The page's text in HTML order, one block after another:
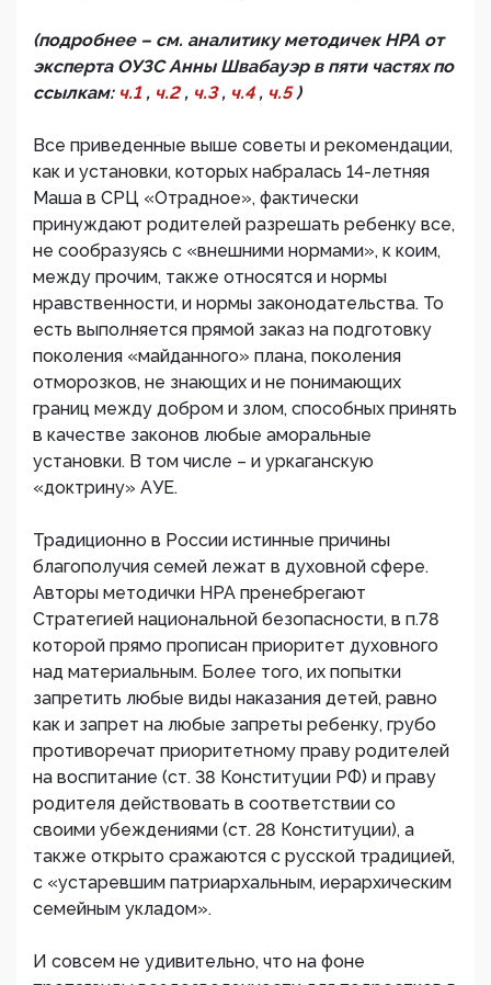
(подробнее – см. аналитику методичек НРА от
эксперта ОУЗС Анны Швабауэр в пяти частях по
ссылкам: ч.1 , ч.2 , ч.3, ч.4 , ч.5)
Все приведенные выше советы и рекомендации,
как и установки, которых набралась 14-летняя
Маша в СРЦ «Отрадное», фактически
принуждают родителей разрешать ребенку все,
не сообразуясь с «внешними нормами», к коим,
между прочим, также относятся и нормы
нравственности, и нормы законодательства. То
есть выполняется прямой заказ на подготовку
поколения «майданного» плана, поколения
отморозков, не знающих и не понимающих
границ между добром и злом, способных принять
в качестве законов любые аморальные
установки. В том числе – и уркаганскую
«доктрину» АУЕ.
Традиционно в России истинные причины
благополучия семей лежат в духовной сфере.
Авторы методички НРА пренебрегают
Стратегией национальной безопасности, в п.78
которой прямо прописан приоритет духовного
над материальным. Более того, их попытки
запретить любые виды наказания детей, равно
как и запрет на любые запреты ребенку, грубо
противоречат приоритетному праву родителей
на воспитание (ст. 38 Конституции РФ) и праву
родителя действовать в соответствии со
своими убеждениями (ст. 28 Конституции), а
также открыто сражаются с русской традицией,
с «устаревшим патриархальным, иерархическим
семейным укладом».
И совсем не удивительно, что на фоне